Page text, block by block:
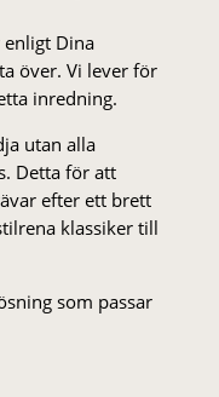
enligt Dina
över. Vi lever för
inredning.
utan alla
Detta för att
efter ett brett
klas­siker till
som passar